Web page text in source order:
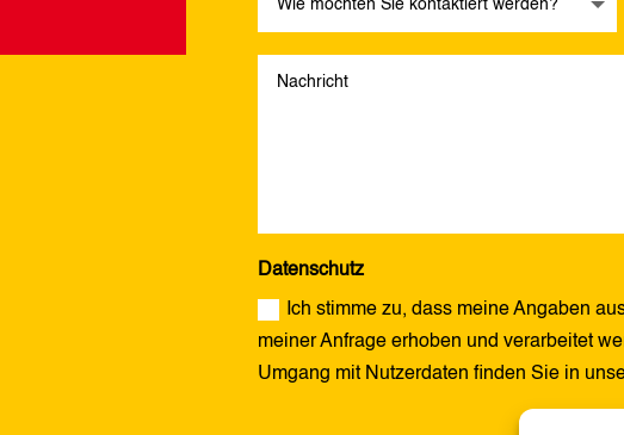
Datenschutz
Ich stimme zu, dass meine Angaben
meiner Anfrage erhoben und verarbeitet
Umgang mit Nutzerdaten finden Sie in